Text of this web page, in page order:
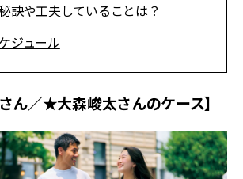
訣や工夫していることは？
ジュール
ん／★大森峻太さんのケース】